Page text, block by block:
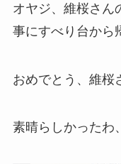
オヤジ、維桜さん
事にすべり台から
おめでとう、維桜
素晴らしかったわ